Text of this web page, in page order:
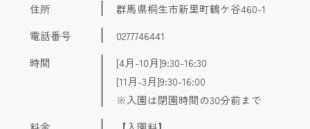
住所
群馬県桐生市新里町鶴ケ谷460-1
電話番号
0277746441
時間
[4月-10月]9:30-16:30
[11月-3月]9:30-16:00
※入園は閉園時間の30分前まで